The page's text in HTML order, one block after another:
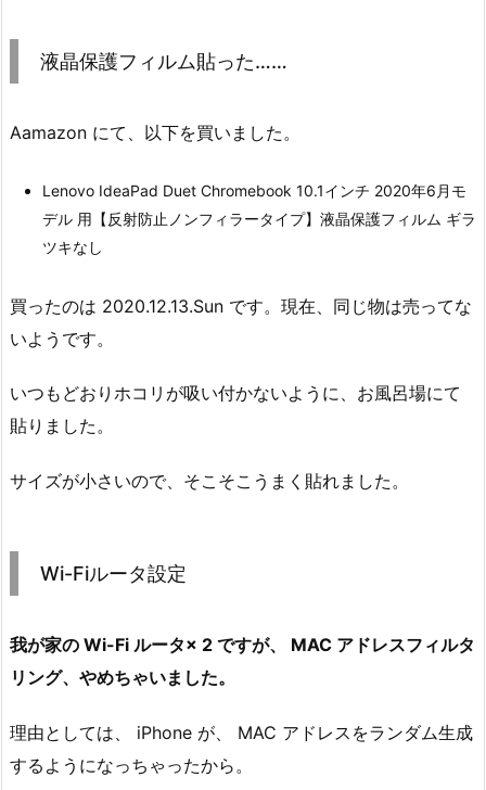
液晶保護フィルム貼った……
Aamazon にて、以下を買いました。
Lenovo IdeaPad Duet Chromebook 10.1インチ 2020年6月モ
デル 用【反射防止ノンフィラータイプ】液晶保護フィルム ギラ
ツキなし
買ったのは 2020.12.13.Sun です。現在、同じ物は売ってな
いようです。
いつもどおりホコリが吸い付かないように、お風呂場にて
貼りました。
サイズが小さいので、そこそこうまく貼れました。
Wi-Fiルータ設定
我が家の Wi-Fi ルータ× 2 ですが、 MAC アドレスフィルタ
リング、やめちゃいました。
理由としては、 iPhone が、 MAC アドレスをランダム生成
するようになっちゃったから。